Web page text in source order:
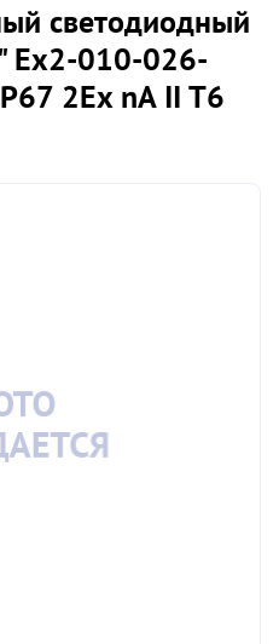
светодиодный
Ex2-010-026-
2Ex nA II T6